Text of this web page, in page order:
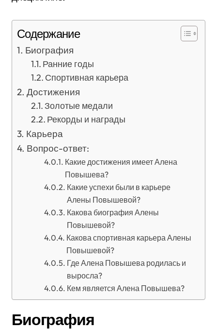
Содержание
Биография
Ранние годы
Спортивная карьера
Достижения
Золотые медали
Рекорды и награды
Карьера
Вопрос-ответ:
Какие достижения имеет Алена
Повышева?
Какие успехи были в карьере
Алены Повышевой?
Какова биография Алены
Повышевой?
Какова спортивная карьера Алены
Повышевой?
Где Алена Повышева родилась и
выросла?
Кем является Алена Повышева?
Биография